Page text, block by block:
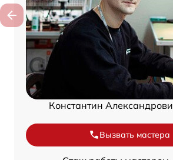
Константин
Вызвать мастера